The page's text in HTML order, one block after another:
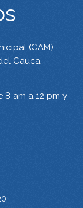
(CAM)
Cauca -
8 am a 12 pm y